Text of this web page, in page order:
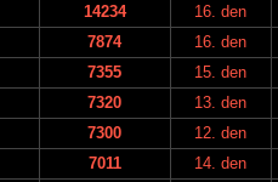
14234 16. den
7874 16. den
7355 15. den
7320 13. den
7300 12. den
7011 14. den